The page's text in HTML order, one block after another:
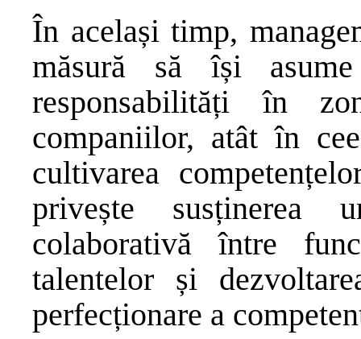
În același timp,
măsură să își
responsabilități în
companiilor, atât în
cultivarea
privește susținerea
colaborativă între
talentelor și
perfecționare a